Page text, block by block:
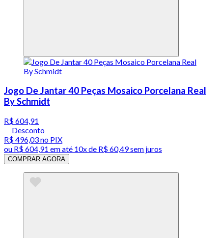
Jogo De Jantar 40 Peças Mosaico Porcelana Real
By Schmidt
R$ 604,91
Desconto
R$ 496,03no PIX
ou R$ 604,91 em até 10x de R$ 60,49 sem juros
COMPRAR AGORA